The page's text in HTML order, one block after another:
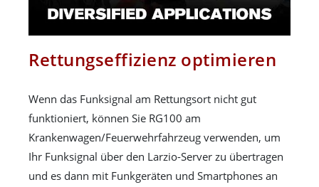
Rettungseffizienz optimieren
Wenn das Funksignal am Rettungsort nicht gut
funktioniert, können Sie RG100 am
Krankenwagen/Feuerwehrfahrzeug verwenden, um
Ihr Funksignal über den Larzio-Server zu übertragen
und es dann mit Funkgeräten und Smartphones an